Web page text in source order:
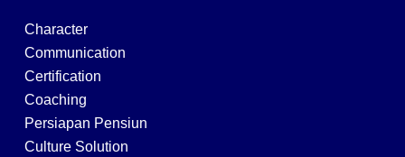
Character
Communication
Certification
Coaching
Persiapan Pensiun
Culture Solution